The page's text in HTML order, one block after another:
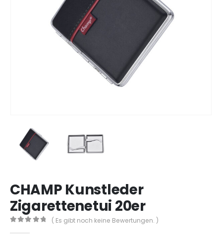
CHAMP Kunstleder
Zigarettenetui 20er
( Es gibt noch keine Bewertungen. )